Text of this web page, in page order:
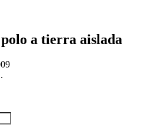
a tierra aislada